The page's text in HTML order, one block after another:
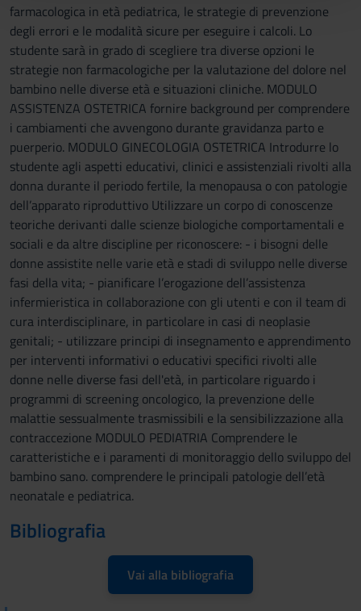
con altre informazioni che hai fornito loro o che hanno
raccolto dal tuo utilizzo dei loro servizi.
farmacologica in età pediatrica, le strategie di prevenzione
degli errori e le modalità sicure per eseguire i calcoli. Lo
studente sarà in grado di scegliere tra diverse opzioni le
strategie non farmacologiche per la valutazione del dolore nel
bambino nelle diverse età e situazioni cliniche. MODULO
ASSISTENZA OSTETRICA fornire background per comprendere
i cambiamenti che avvengono durante gravidanza parto e
puerperio. MODULO GINECOLOGIA OSTETRICA Introdurre lo
studente agli aspetti educativi, clinici e assistenziali rivolti alla
donna durante il periodo fertile, la menopausa o con patologie
dell’apparato riproduttivo Utilizzare un corpo di conoscenze
teoriche derivanti dalle scienze biologiche comportamentali e
sociali e da altre discipline per riconoscere: - i bisogni delle
donne assistite nelle varie età e stadi di sviluppo nelle diverse
fasi della vita; - pianificare l’erogazione dell’assistenza
infermieristica in collaborazione con gli utenti e con il team di
cura interdisciplinare, in particolare in casi di neoplasie
genitali; - utilizzare principi di insegnamento e apprendimento
per interventi informativi o educativi specifici rivolti alle
donne nelle diverse fasi dell'età, in particolare riguardo i
programmi di screening oncologico, la prevenzione delle
malattie sessualmente trasmissibili e la sensibilizzazione alla
contraccezione MODULO PEDIATRIA Comprendere le
caratteristiche e i paramenti di monitoraggio dello sviluppo del
bambino sano. comprendere le principali patologie dell’età
neonatale e pediatrica.
Bibliografia
Vai alla bibliografia